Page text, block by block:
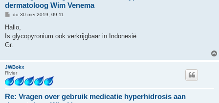
dermatoloog Wim Venema
B
r
c
h
do 30 mei 2019, 09:11
Hallo,
Is glycopyronium ook verkrijgbaar in Indonesië.
Gr.
JWBokx
Rivier
Re: Vragen over gebruik medicatie hyperhidrosis aan